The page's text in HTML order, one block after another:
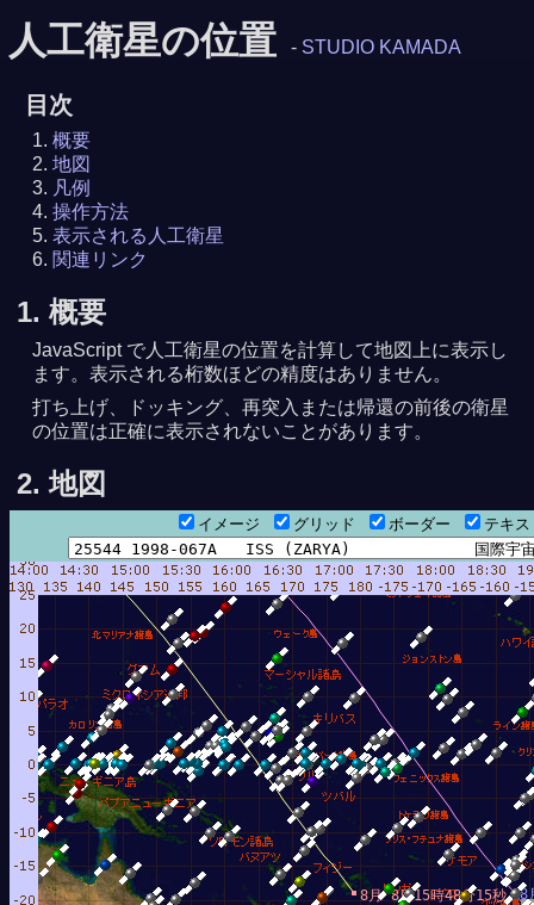
人工衛星の位置 - STUDIO KAMADA
目次
概要
地図
凡例
操作方法
表示される人工衛星
関連リンク
1. 概要
JavaScript で人工衛星の位置を計算して地図上に表示し
ます。表示される桁数ほどの精度はありません。
打ち上げ、ドッキング、再突入または帰還の前後の衛星
の位置は正確に表示されないことがあります。
2. 地図
イメージ グリッド ボーダー テキ
8
8月 8日15時48分15秒